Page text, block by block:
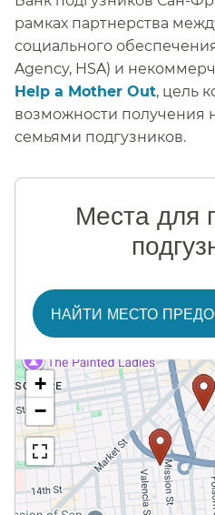
рамках партнерства
социального
Agency, HSA) и
Help a Mother Out, цель
возможности
семьями подгузников.​​
Места для
НАЙТИ МЕСТО
+
−